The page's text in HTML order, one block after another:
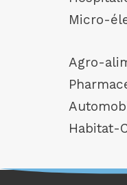
Micro-
Agro-
Habitat-